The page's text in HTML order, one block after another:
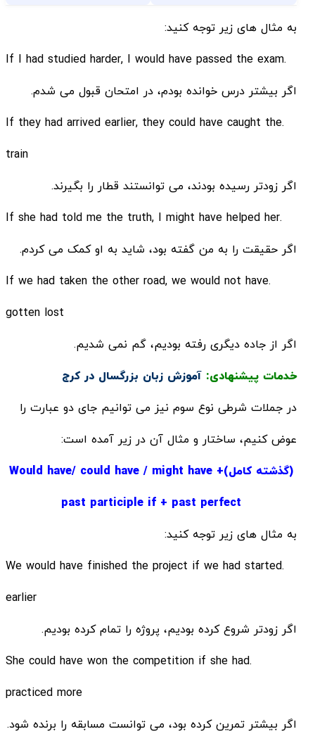
به مثال های زیر توجه کنید:
.If I had studied harder, I would have passed the exam
اگر بیشتر درس خوانده بودم، در امتحان قبول می شدم.
.If they had arrived earlier, they could have caught the
train
اگر زودتر رسیده بودند، می توانستند قطار را بگیرند.
.If she had told me the truth, I might have helped her
اگر حقیقت را به من گفته بود، شاید به او کمک می کردم.
.If we had taken the other road, we would not have
gotten lost
اگر از جاده دیگری رفته بودیم، گم نمی شدیم.
خدمات پیشنهادی: آموزش زبان بزرگسال در کرج
در جملات شرطی نوع سوم نیز می توانیم جای دو عبارت را
عوض کنیم، ساختار و مثال آن در زیر آمده است:
(گذشته کامل)Would have/ could have / might have +
past participle if + past perfect
به مثال های زیر توجه کنید:
.We would have finished the project if we had started
earlier
اگر زودتر شروع کرده بودیم، پروژه را تمام کرده بودیم.
.She could have won the competition if she had
practiced more
اگر بیشتر تمرین کرده بود، می توانست مسابقه را برنده شود.